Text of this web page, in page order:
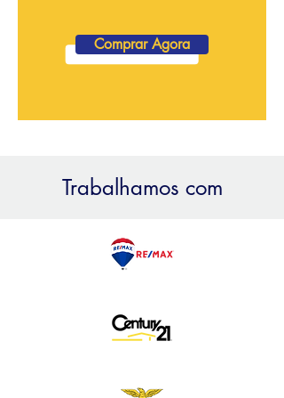
Comprar Agora
Trabalhamos com